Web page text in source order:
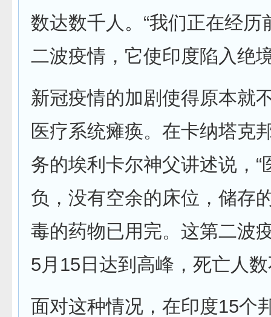
数达数千人。“我们正在经历
二波疫情，它使印度陷入绝
新冠疫情的加剧使得原本就
医疗系统瘫痪。在卡纳塔克
务的埃利卡尔神父讲述说，“
负，没有空余的床位，储存
毒的药物已用完。这第二波
5月15日达到高峰，死亡人
面对这种情况，在印度15个